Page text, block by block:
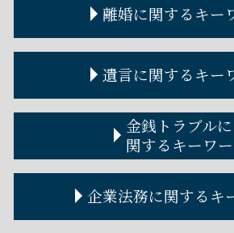
破産管財人 調べ方
自己破産 費用
自己破産 賃貸
自己破産手続き
自己破産 何年で消える
自己破産 流れ
自己破産とは
自己破産 費用 免除
自己破産 条件
不動産 トラブル 多い
家賃 値上げ 拒否
不動産トラブル
アパート 取り壊し 立ち退き
不動産トラブル 弁護士 費用
不動産トラブル 事例
不動産屋トラブル
賃貸借契約 解除
不動産トラブル 裁判
離婚に関するキー
離婚調停
離婚裁判 期間
離婚協議書
離婚協議
離婚調停 期間
遺言に関するキー
遺言書 書き方
遺言書 効力
遺言書
遺言書作成
遺言執行者
金銭トラブルに
関するキーワ
金銭トラブル 個人間 少額
金銭トラブル 警察
企業法務に関するキ